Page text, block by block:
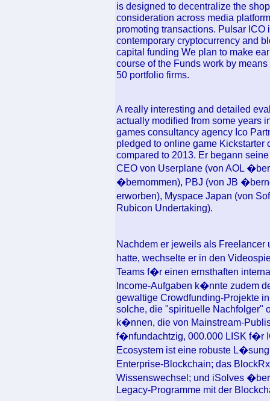
is designed to decentralize the
consideration across media
promoting transactions. Pulsar
contemporary cryptocurrency and
capital funding We plan to make
course of the Funds work by
50 portfolio firms.
A really interesting and detailed
actually modified from some years
games consultancy agency Ico
pledged to online game Kickstarter
compared to 2013. Er begann
CEO von Userplane (von AOL
�bernommen), PBJ (von JB
erworben), Myspace Japan (von
Rubicon Undertaking).
Nachdem er jeweils als
hatte, wechselte er in den
Teams f�r einen ernsthaften
Income-Aufgaben k�nnte zudem
gewaltige Crowdfunding-Projekte
solche, die "spirituelle Nachfolger"
k�nnen, die von Mainstream-
f�nfundachtzig, 000.000 LISK f�r
Ecosystem ist eine robuste
Enterprise-Blockchain; das
Wissenswechsel; und iSolves
Legacy-Programme mit der